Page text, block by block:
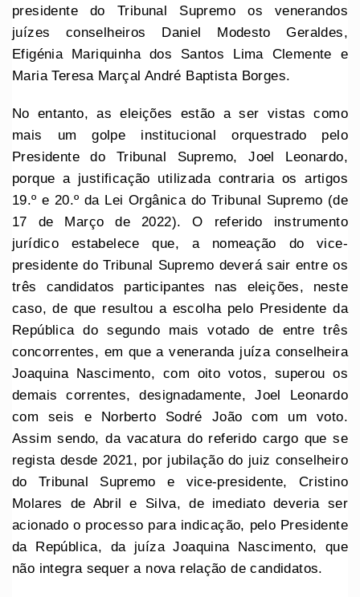
presidente do Tribunal Supremo os venerandos
juízes conselheiros Daniel Modesto Geraldes,
Efigénia Mariquinha dos Santos Lima Clemente e
Maria Teresa Marçal André Baptista Borges.
No entanto, as eleições estão a ser vistas como
mais um golpe institucional orquestrado pelo
Presidente do Tribunal Supremo, Joel Leonardo,
porque a justificação utilizada contraria os artigos
19.º e 20.º da Lei Orgânica do Tribunal Supremo (de
17 de Março de 2022). O referido instrumento
jurídico estabelece que, a nomeação do vice-
presidente do Tribunal Supremo deverá sair entre os
três candidatos participantes nas eleições, neste
caso, de que resultou a escolha pelo Presidente da
República do segundo mais votado de entre três
concorrentes, em que a veneranda juíza conselheira
Joaquina Nascimento, com oito votos, superou os
demais correntes, designadamente, Joel Leonardo
com seis e Norberto Sodré João com um voto.
Assim sendo, da vacatura do referido cargo que se
regista desde 2021, por jubilação do juiz conselheiro
do Tribunal Supremo e vice-presidente, Cristino
Molares de Abril e Silva, de imediato deveria ser
acionado o processo para indicação, pelo Presidente
da República, da juíza Joaquina Nascimento, que
não integra sequer a nova relação de candidatos.